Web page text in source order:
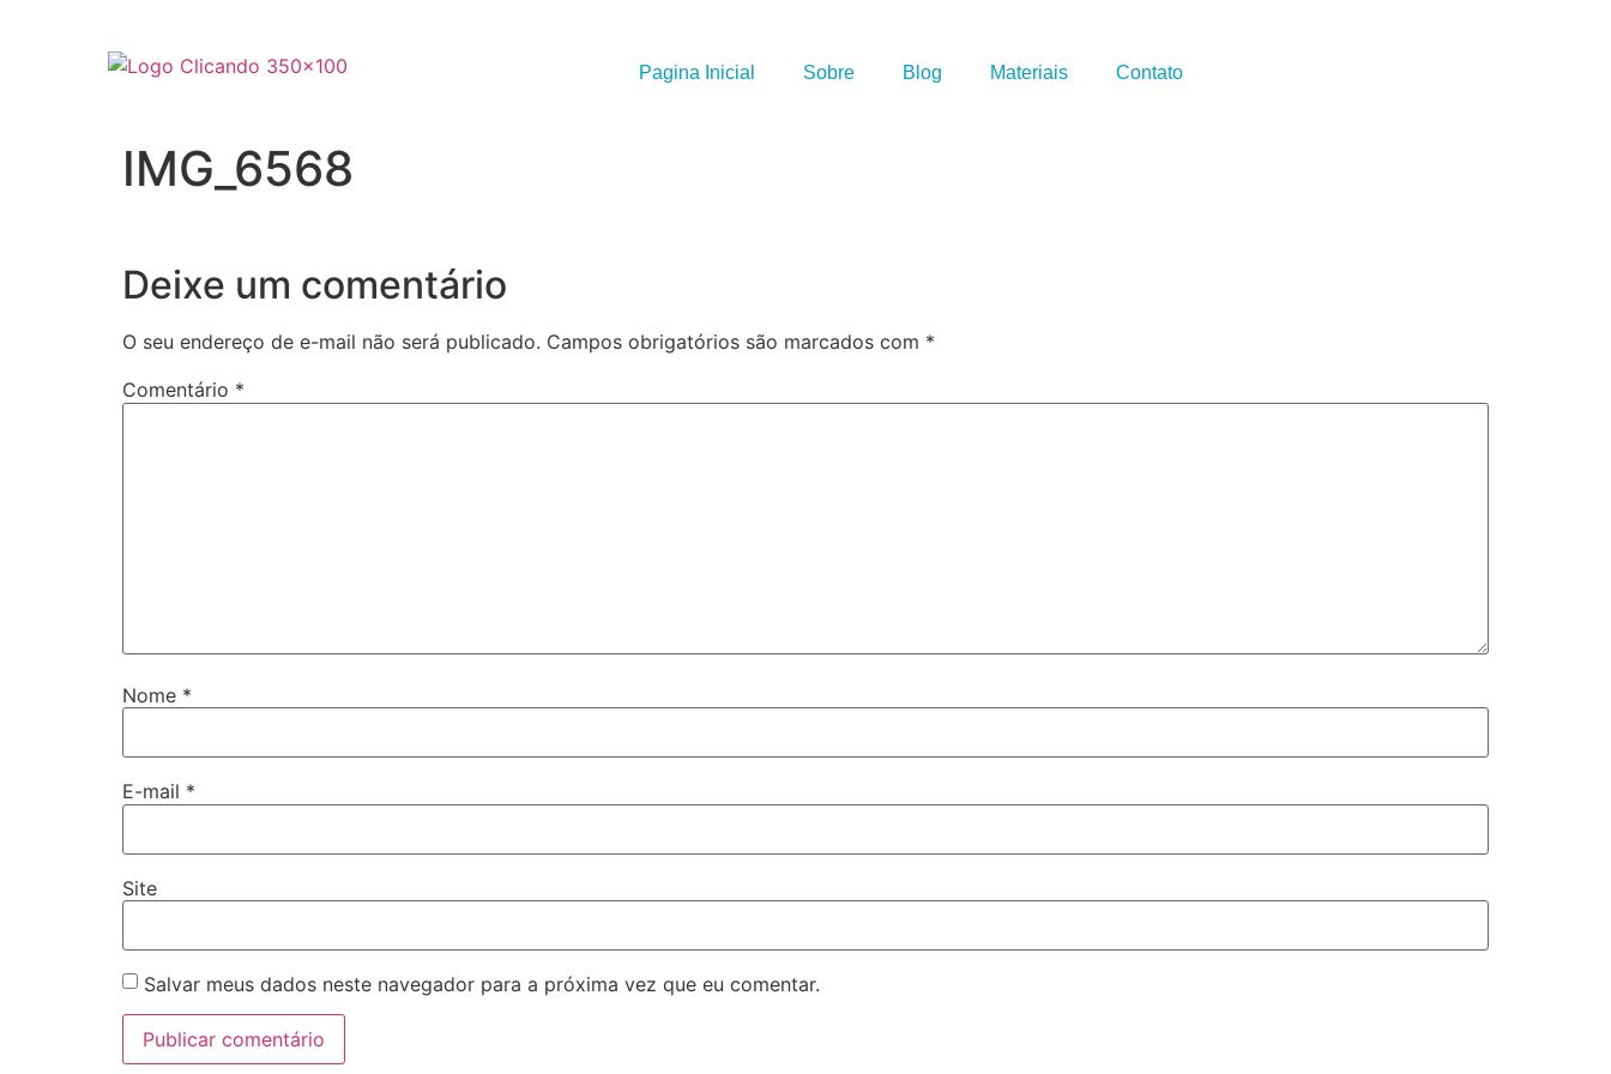
Pagina Inicial Sobre Blog Materiais Contato
IMG_6568
Deixe um comentário
O seu endereço de e-mail não será publicado. Campos obrigatórios são marcados com *
Comentário *
Nome *
E-mail *
Site
Salvar meus dados neste navegador para a próxima vez que eu comentar.